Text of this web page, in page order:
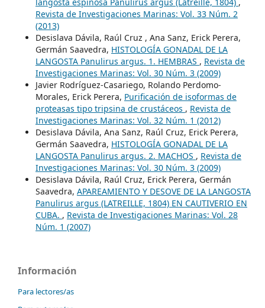
Revista de Investigaciones Marinas: Vol. 33 Núm. 2
(2013)
Desislava Dávila, Raúl Cruz , Ana Sanz, Erick Perera,
Germán Saavedra, HISTOLOGÍA GONADAL DE LA
LANGOSTA Panulirus argus. 1. HEMBRAS , Revista de
Investigaciones Marinas: Vol. 30 Núm. 3 (2009)
Javier Rodríguez-Casariego, Rolando Perdomo-
Morales, Erick Perera, Purificación de isoformas de
proteasas tipo tripsina de crustáceos , Revista de
Investigaciones Marinas: Vol. 32 Núm. 1 (2012)
Desislava Dávila, Ana Sanz, Raúl Cruz, Erick Perera,
Germán Saavedra, HISTOLOGÍA GONADAL DE LA
LANGOSTA Panulirus argus. 2. MACHOS , Revista de
Investigaciones Marinas: Vol. 30 Núm. 3 (2009)
Desislava Dávila, Raúl Cruz, Erick Perera, Germán
Saavedra, APAREAMIENTO Y DESOVE DE LA LANGOSTA
Panulirus argus (LATREILLE, 1804) EN CAUTIVERIO EN
CUBA. , Revista de Investigaciones Marinas: Vol. 28
Núm. 1 (2007)
Información
Para lectores/as